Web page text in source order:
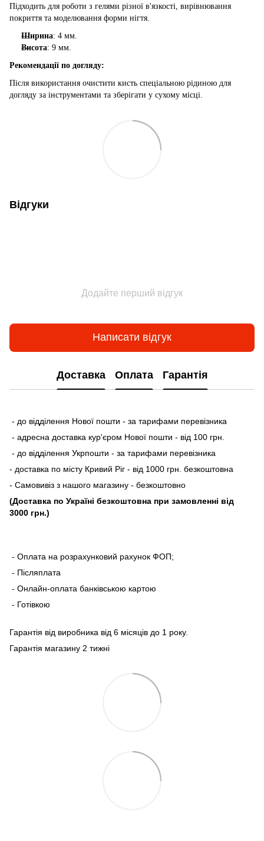
Підходить для роботи з гелями різної в'язкості, вирівнювання
покриття та моделювання форми нігтя.
Ширина: 4 мм.
Висота: 9 мм.
Рекомендації по догляду:
Після використання очистити кисть спеціальною рідиною для
догляду за інструментами та зберігати у сухому місці.
Відгуки
Додайте перший відгук
Написати відгук
Доставка Оплата Гарантія
- до відділення Нової пошти - за тарифами перевізника
- адресна доставка кур'єром Нової пошти - від 100 грн.
- до відділення Укрпошти - за тарифами перевізника
- доставка по місту Кривий Ріг - від 1000 грн. безкоштовна
- Самовивіз з нашого магазину - безкоштовно
(Доставка по Україні безкоштовна при замовленні від
3000 грн.)
- Оплата на розрахунковий рахунок ФОП;
- Післяплата
- Онлайн-оплата банківською картою
- Готівкою
Гарантія від виробника від 6 місяців до 1 року.
Гарантія магазину 2 тижні